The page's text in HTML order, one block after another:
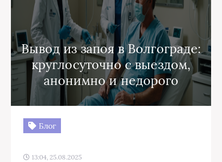
Вывод из запоя в Волгограде:
круглосуточно с выездом,
анонимно и недорого
Блог
13:04, 25.08.2025